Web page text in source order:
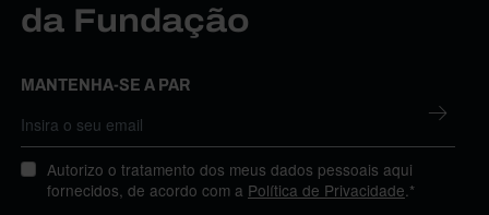
da Fundação
MANTENHA-SE A PAR
Autorizo o tratamento dos meus dados pessoais aqui
fornecidos, de acordo com a Política de Privacidade .*